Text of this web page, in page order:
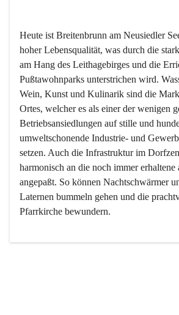
Heute ist Breitenbrunn am Neusiedler
hoher Lebensqualität, was durch die
am Hang des Leithagebirges und die
Pußtawohnparks unterstrichen wird.
Wein, Kunst und Kulinarik sind die
Ortes, welcher es als einer der wenigen
Betriebsansiedlungen auf stille und
umweltschonende Industrie- und
setzen. Auch die Infrastruktur im
harmonisch an die noch immer erhaltene
angepaßt. So können Nachtschwärmer
Laternen bummeln gehen und die
Pfarrkirche bewundern.
Der Weinbau dominert heute nicht